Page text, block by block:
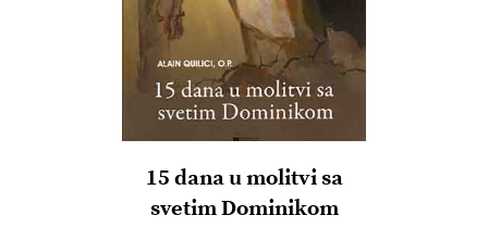
15 dana u molitvi sa
svetim Dominikom